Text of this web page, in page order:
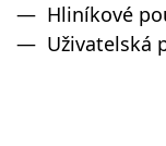
Hliníkové
Uživatelská